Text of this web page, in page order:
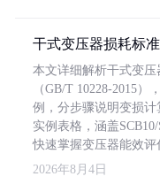
干式变压器损耗标
本文详细解析干式变
（GB/T 10228-2015
例，分步骤说明变损
实例表格，涵盖
快速掌握变压器能效评
2026年8月4日